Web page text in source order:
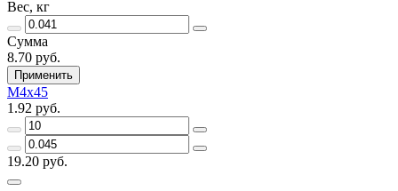
Вес, кг
Сумма
8.70 руб.
Применить
M4x45
1.92 руб.
19.20 руб.